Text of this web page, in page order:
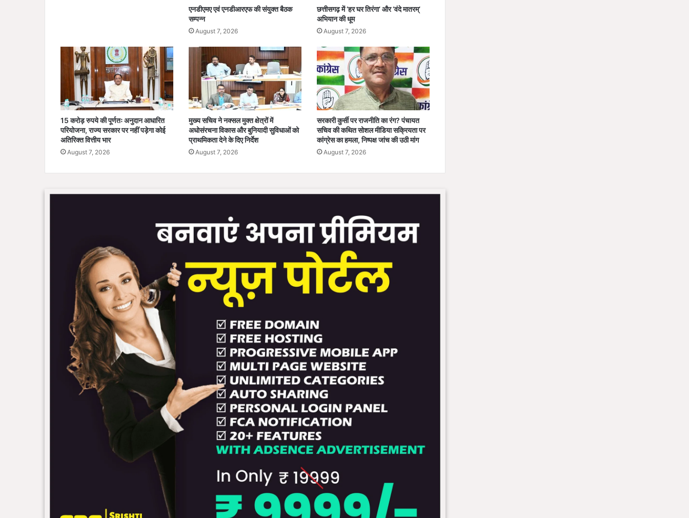
त्सा
चुं
टि
या
एनडीएमए एवं एनडीआरएफ की संयुक्त बैठक
सम्पन्न
August 7, 2026
छत्तीसगढ़ में ‘हर घर तिरंगा’ और ‘वंदे मातरम्’
अभियान की धूम
August 7, 2026
15 करोड़ रुपये की पूर्णतः अनुदान आधारित
परियोजना, राज्य सरकार पर नहीं पड़ेगा कोई
अतिरिक्त वित्तीय भार
August 7, 2026
मुख्य सचिव ने नक्सल मुक्त क्षेत्रों में
अधोसंरचना विकास और बुनियादी सुविधाओं को
प्राथमिकता देने के दिए निर्देश
August 7, 2026
सरकारी कुर्सी पर राजनीति का रंग? पंचायत
सचिव की कथित सोशल मीडिया सक्रियता पर
कांग्रेस का हमला, निष्पक्ष जांच की उठी मांग
August 7, 2026